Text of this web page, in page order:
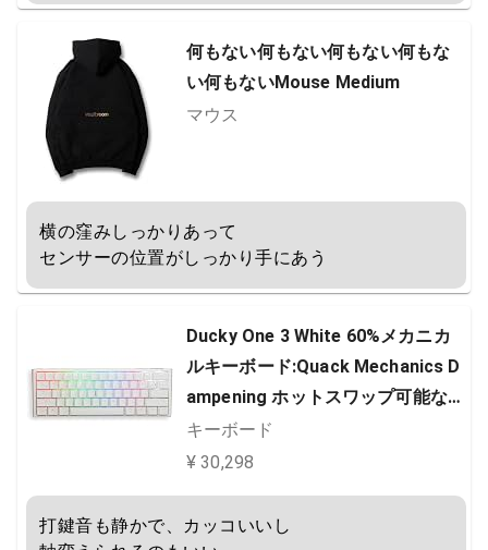
何もない何もない何もない何もな
い何もないMouse Medium
マウス
横の窪みしっかりあって
センサーの位置がしっかり手にあう
Ducky One 3 White 60%メカニカ
ルキーボード:Quack Mechanics D
ampening ホットスワップ可能なチ
ェリーサイレントレッドスイッ
チ、高密度PBTダブルショットキ
キーボード
¥ 30,298
打鍵音も静かで、カッコいいし